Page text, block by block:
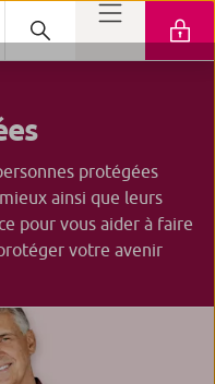
protégées
ainsi que leurs
pour vous aider à faire
votre avenir